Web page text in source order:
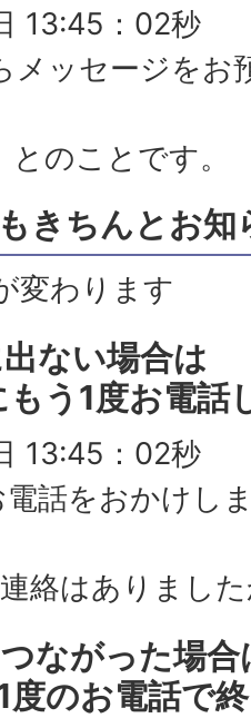
13:45：02秒
メッセージをお
とのことです。
きちんとお知
変わります
ない場合は
もう1度お電話
13:45：02秒
話をおかけし
絡はありまし
ながった場合
度のお電話で